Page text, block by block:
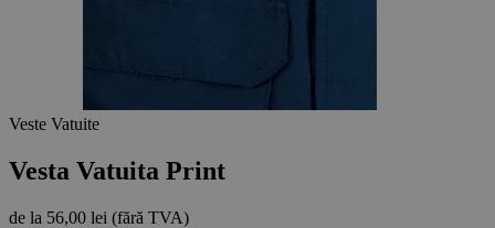
Veste Vatuite
Vesta Vatuita Print
de la 56,00 lei (fără TVA)